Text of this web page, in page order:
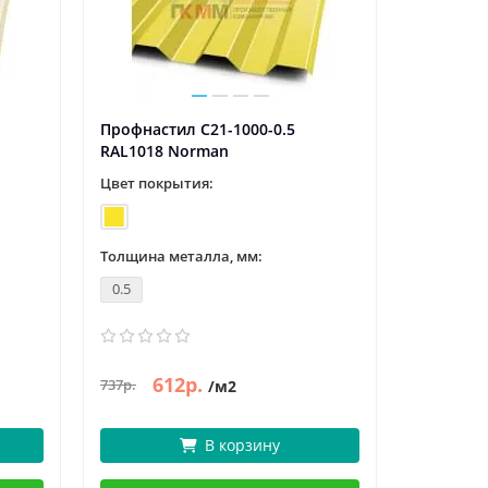
Профнастил C21-1000-0.5
RAL1018 Norman
Цвет покрытия:
Толщина металла, мм:
0.5
737р. 612р. /м2
В корзину